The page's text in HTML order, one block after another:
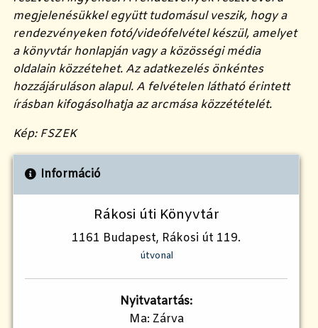
megjelenésükkel együtt tudomásul veszik, hogy a
rendezvényeken fotó/videófelvétel készül, amelyet
a könyvtár honlapján vagy a közösségi média
oldalain közzétehet. Az adatkezelés önkéntes
hozzájáruláson alapul. A felvételen látható érintett
írásban kifogásolhatja az arcmása közzétételét.
Kép: FSZEK
Információ
Rákosi úti Könyvtár
1161 Budapest, Rákosi út 119.
útvonal
Nyitvatartás:
Ma: Zárva